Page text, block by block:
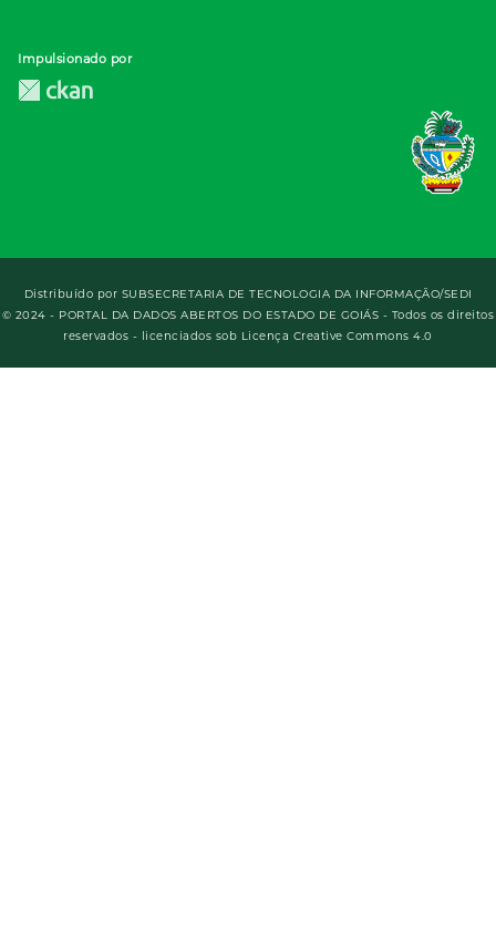
Impulsionado por
Distribuído por SUBSECRETARIA DE TECNOLOGIA DA INFORMAÇÃO/SEDI
© 2024 - PORTAL DA DADOS ABERTOS DO ESTADO DE GOIÁS - Todos os direitos
reservados - licenciados sob Licença Creative Commons 4.0